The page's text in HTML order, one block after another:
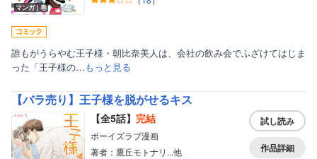
マンガ｜巻
誰もがうらやむ王子様・朝比奈美人は、会社の飲み会でふざけてはじま
った「王子様の…もっと見る
【バラ売り】王子様を脱がせるキス
【全5話】 完結
ボーイズラブ漫画
著者：鷹丘モトナリ...他
試し読み
作品詳細